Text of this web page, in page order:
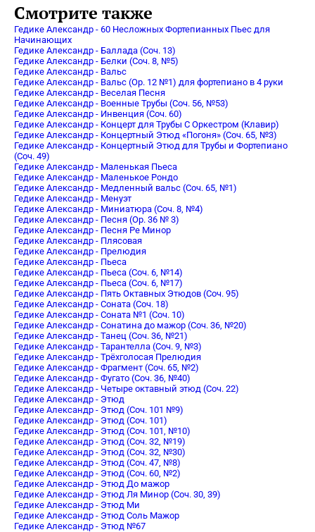
Смотрите также
Гедике Александр - 60 Несложных Фортепианных Пьес для
Начинающих
Гедике Александр - Баллада (Соч. 13)
Гедике Александр - Белки (Соч. 8, №5)
Гедике Александр - Вальс
Гедике Александр - Вальс (Op. 12 №1) для фортепиано в 4 руки
Гедике Александр - Веселая Песня
Гедике Александр - Военные Трубы (Соч. 56, №53)
Гедике Александр - Инвенция (Соч. 60)
Гедике Александр - Концерт для Трубы С Оркестром (Клавир)
Гедике Александр - Концертный Этюд «Погоня» (Соч. 65, №3)
Гедике Александр - Концертный Этюд для Трубы и Фортепиано
(Соч. 49)
Гедике Александр - Маленькая Пьеса
Гедике Александр - Маленькое Рондо
Гедике Александр - Медленный вальс (Соч. 65, №1)
Гедике Александр - Менуэт
Гедике Александр - Миниатюра (Соч. 8, №4)
Гедике Александр - Песня (Op. 36 № 3)
Гедике Александр - Песня Ре Минор
Гедике Александр - Плясовая
Гедике Александр - Прелюдия
Гедике Александр - Пьеса
Гедике Александр - Пьеса (Соч. 6, №14)
Гедике Александр - Пьеса (Соч. 6, №17)
Гедике Александр - Пять Октавных Этюдов (Соч. 95)
Гедике Александр - Соната (Соч. 18)
Гедике Александр - Соната №1 (Соч. 10)
Гедике Александр - Сонатина до мажор (Соч. 36, №20)
Гедике Александр - Танец (Соч. 36, №21)
Гедике Александр - Тарантелла (Соч. 9, №3)
Гедике Александр - Трёхголосая Прелюдия
Гедике Александр - Фрагмент (Соч. 65, №2)
Гедике Александр - Фугато (Соч. 36, №40)
Гедике Александр - Четыре октавный этюд (Соч. 22)
Гедике Александр - Этюд
Гедике Александр - Этюд (Соч. 101 №9)
Гедике Александр - Этюд (Соч. 101)
Гедике Александр - Этюд (Соч. 101, №10)
Гедике Александр - Этюд (Соч. 32, №19)
Гедике Александр - Этюд (Соч. 32, №30)
Гедике Александр - Этюд (Соч. 47, №8)
Гедике Александр - Этюд (Соч. 60, №2)
Гедике Александр - Этюд До мажор
Гедике Александр - Этюд Ля Минор (Соч. 30, 39)
Гедике Александр - Этюд Ми
Гедике Александр - Этюд Соль Мажор
Гедике Александр - Этюд №67